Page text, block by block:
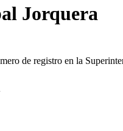
Jorquera
de registro en la